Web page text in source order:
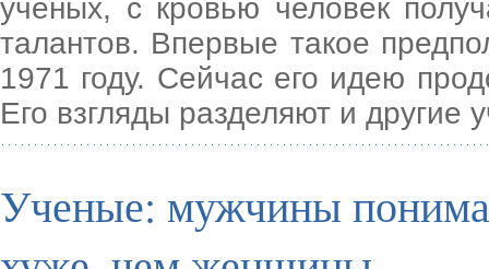
ученых, с кровью человек
талантов. Впервые такое
1971 году. Сейчас его идею
Его взгляды разделяют и другие
Ученые: мужчины